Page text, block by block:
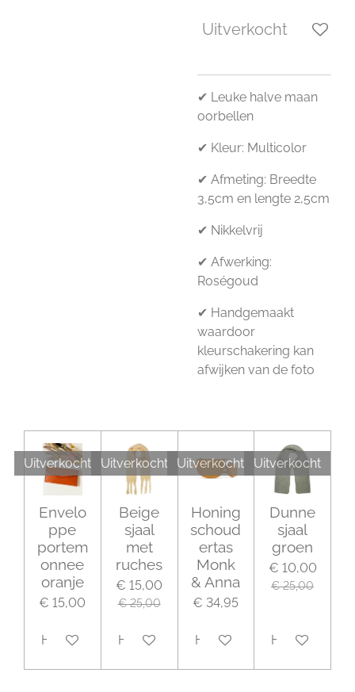
Uitverkocht
✔ Leuke halve maan
oorbellen
✔ Kleur: Multicolor
✔ Afmeting: Breedte
3,5cm en lengte 2,5cm
✔ Nikkelvrij
✔ Afwerking:
Roségoud
✔ Handgemaakt
waardoor
kleurschakering kan
afwijken van de foto
Uitverkocht
Envelo
ppe
portem
onnee
oranje
€ 15,00
Houd mij op de hoogte
Uitverkocht
Beige
sjaal
met
ruches
€ 15,00
€ 25,00
Houd mij op de hoogte
Uitverkocht
Honing
schoud
ertas
Monk
& Anna
€ 34,95
Houd mij op de hoogte
Uitverkocht
Dunne
sjaal
groen
€ 10,00
€ 25,00
Houd mij op